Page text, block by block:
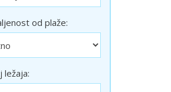
iz Niša
iz Niša
od plaže:
ležaja: